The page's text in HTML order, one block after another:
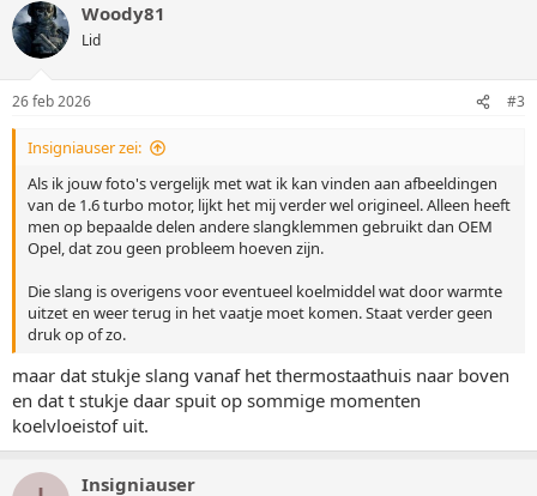
Woody81
Lid
26 feb 2026 #3
Insigniauser zei:
Als ik jouw foto's vergelijk met wat ik kan vinden aan afbeeldingen
van de 1.6 turbo motor, lijkt het mij verder wel origineel. Alleen heeft
men op bepaalde delen andere slangklemmen gebruikt dan OEM
Opel, dat zou geen probleem hoeven zijn.
Die slang is overigens voor eventueel koelmiddel wat door warmte
uitzet en weer terug in het vaatje moet komen. Staat verder geen
druk op of zo.
maar dat stukje slang vanaf het thermostaathuis naar boven
en dat t stukje daar spuit op sommige momenten
koelvloeistof uit.
Insigniauser